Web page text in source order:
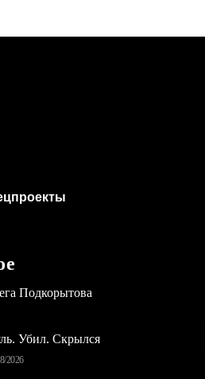
Подкорытова
Убил. Скрылся
2026